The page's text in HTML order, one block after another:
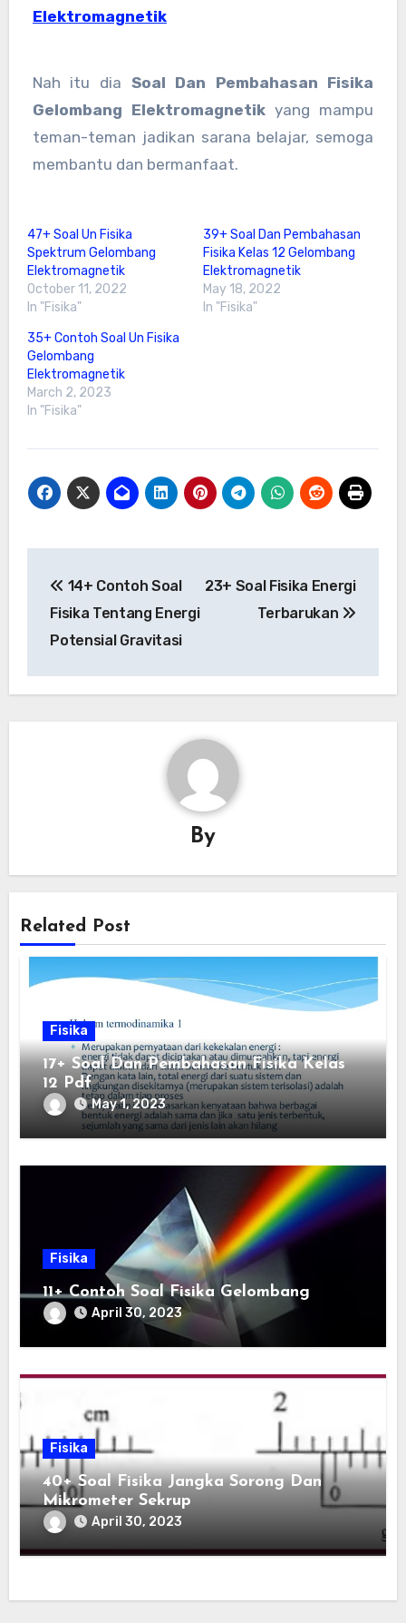
Elektromagnetik
Nah itu dia Soal Dan Pembahasan Fisika
Gelombang Elektromagnetik yang mampu
teman-teman jadikan sarana belajar, semoga
membantu dan bermanfaat.
47+ Soal Un Fisika
Spektrum Gelombang
Elektromagnetik
October 11, 2022
In "Fisika"
39+ Soal Dan Pembahasan
Fisika Kelas 12 Gelombang
Elektromagnetik
May 18, 2022
In "Fisika"
35+ Contoh Soal Un Fisika
Gelombang
Elektromagnetik
March 2, 2023
In "Fisika"
navigation
14+ Contoh Soal
Fisika Tentang Energi
Potensial Gravitasi
23+ Soal Fisika Energi
Terbarukan
By
Related Post
Fisika
17+ Soal Dan Pembahasan Fisika Kelas
12 Pdf
May 1, 2023
Fisika
11+ Contoh Soal Fisika Gelombang
April 30, 2023
Fisika
40+ Soal Fisika Jangka Sorong Dan
Mikrometer Sekrup
April 30, 2023